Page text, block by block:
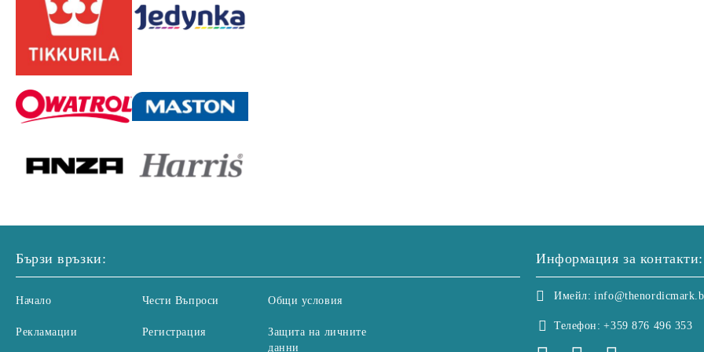
Бързи връзки:
Начало
Рекламации
Чести Въпроси
Регистрация
Общи условия
Защита на личните
данни
Информация за контакти:
Имейл:
Телефон: +359 876 496 353